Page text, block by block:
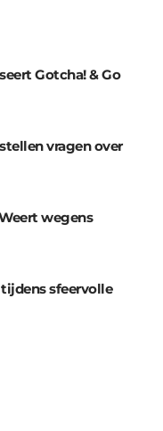
Gotcha! & Go
vragen over
wegens
sfeervolle